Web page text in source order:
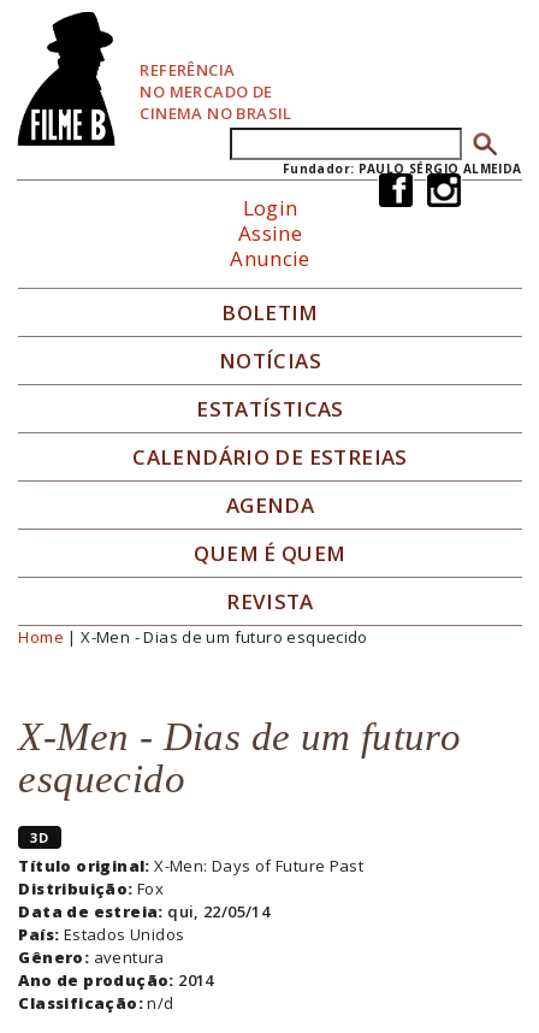
REFERÊNCIA
NO MERCADO DE
CINEMA NO BRASIL
Formulário de busca
Fundador: PAULO SÉRGIO ALMEIDA
Login
Assine
Anuncie
BOLETIM
NOTÍCIAS
ESTATÍSTICAS
CALENDÁRIO DE ESTREIAS
AGENDA
QUEM É QUEM
REVISTA
Você está aqui
Home | X-Men - Dias de um futuro esquecido
X-Men - Dias de um futuro
esquecido
3D
Título original:X-Men: Days of Future Past
Distribuição: Fox
Data de estreia: qui, 22/05/14
País: Estados Unidos
Gênero: aventura
Ano de produção: 2014
Classificação:n/d